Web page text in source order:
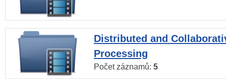
Distributed and
Processing
Počet záznamů: 5